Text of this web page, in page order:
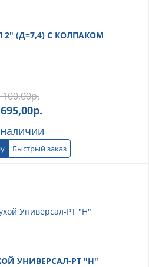
2" (Д=7,4) С КОЛПАКОМ
100,00р.
р.
Быстрый заказ
УНИВЕРСАЛ-РТ "Н"